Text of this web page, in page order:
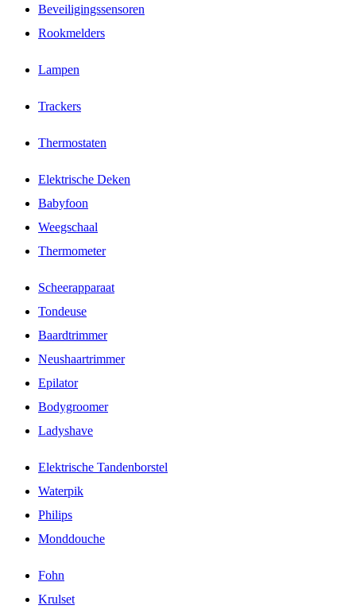
Beveiligingssensoren
Rookmelders
Lampen
Trackers
Thermostaten
Elektrische Deken
Babyfoon
Weegschaal
Thermometer
Scheerapparaat
Tondeuse
Baardtrimmer
Neushaartrimmer
Epilator
Bodygroomer
Ladyshave
Elektrische Tandenborstel
Waterpik
Philips
Monddouche
Fohn
Krulset